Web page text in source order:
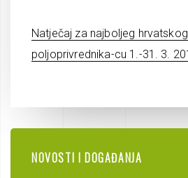
Natječaj za najboljeg
poljoprivrednika-cu 1.-31. 3.
NOVOSTI I DOGAĐANJA